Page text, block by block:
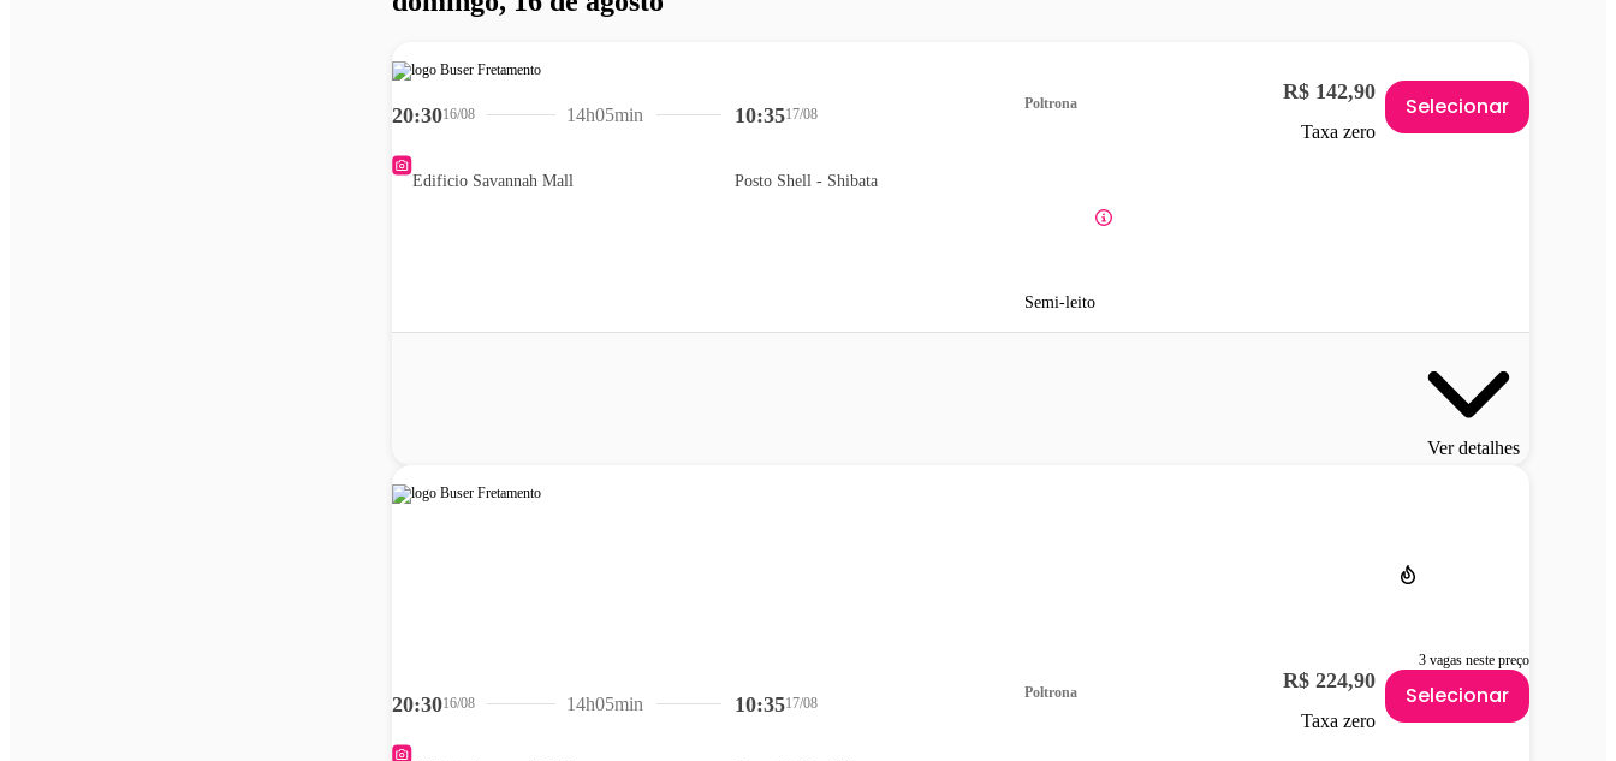
20:3016/08
Edificio Savannah Mall
10:3517/08
Posto Shell - Shibata
14h05min
Poltrona
Semi-leito
R$ 142,90
Taxa zero
Selecionar
Ver detalhes
3 vagas neste preço
20:3016/08 10:3517/08
14h05min
Poltrona R$ 224,90
Taxa zero
Selecionar